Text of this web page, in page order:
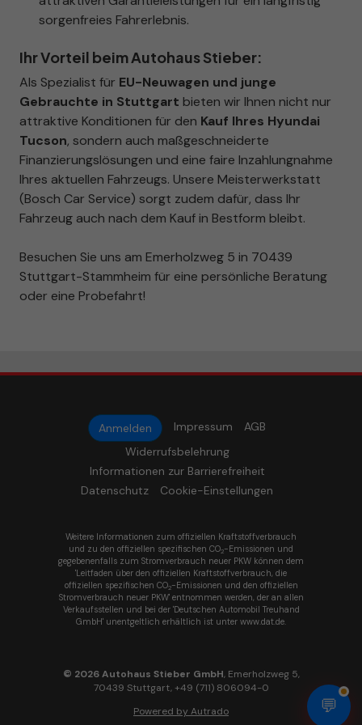
sorgenfreies Fahrerlebnis.
Ihr Vorteil beim Autohaus Stieber:
Als Spezialist für EU-Neuwagen und junge
Gebrauchte in Stuttgart bieten wir Ihnen nicht nur
attraktive Konditionen für den Kauf Ihres Hyundai
Tucson, sondern auch maßgeschneiderte
Finanzierungslösungen und eine faire Inzahlungnahme
Ihres aktuellen Fahrzeugs. Unsere Meisterwerkstatt
(Bosch Car Service) sorgt zudem dafür, dass Ihr
Fahrzeug auch nach dem Kauf in Bestform bleibt.
Besuchen Sie uns am Emerholzweg 5 in 70439
Stuttgart-Stammheim für eine persönliche Beratung
oder eine Probefahrt!
Anmelden Impressum
AGB
Widerrufsbelehrung
Informationen zur Barrierefreiheit
Datenschutz
Cookie-Einstellungen
💬
Weitere Informationen zum offiziellen Kraftstoffverbrauch
und zu den offiziellen spezifischen CO2-Emissionen und
gegebenenfalls zum Stromverbrauch neuer PKW können dem
'Leitfaden über den offiziellen Kraftstoffverbrauch, die
offiziellen spezifischen CO2-Emissionen und den offiziellen
Stromverbrauch neuer PKW' entnommen werden, der an allen
Verkaufsstellen und bei der 'Deutschen Automobil Treuhand
GmbH' unentgeltlich erhältlich ist unter www.dat.de.
© 2026Autohaus Stieber GmbH, Emerholzweg 5,
70439 Stuttgart,+49 (711) 806094-0
Powered by Autrado